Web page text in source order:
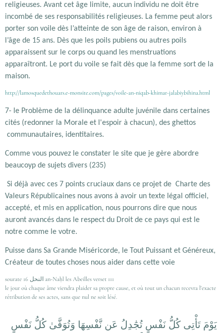
religieuses. Avant cet âge limite, aucun individu ne doit être
incombé de ses responsabilités religieuses. La femme peut alors
porter son voile dès l’atteinte de son âge de raison, environ à
l’âge de 15 ans. Dès que les poils pubiens ou autres poils
apparaissent sur le corps ou quand les menstruations
apparaîtront. Le port du voile se fait dès que la femme sort de la
maison.
http://lamosquedethouars.e-monsite.com/pages/voile-an-niqab-khimar-jalabiybihina.html
7- le Problème de la délinquance adulte juvénile dans certaines
cités (redonner la Morale et l'espoir à chacun), des ghettos
communautaires, identitaires.
Comme vous pouvez le constater le site que je gère abordre
beaucoyp de sujets divers (235)
Si déjà avec ces 7 points cruciaux dans ce projet de Charte des
Valeurs Républicaines nous avons à avoir un texte légal officiel,
accepté, et mis en application, nous pourrons dire que nous
auront avancés dans le respect du Droit de ce pays qui est le
notre comme le votre.
Puisse dans Sa Grande Miséricorde, le Tout Puissant et Généreux,
Créateur de toutes choses nous aider dans cette voie
sourate 16 النحل an-Naḥl les Abeilles verset 111
le jour où chaque âme viendra plaider sa propre cause, et où tout un chacun recevra l'exacte
rétribution de ses actes, sans que nul ne soit lésé.
يَوْمَ تَأْتِى كُلُّ نَفْسٍ تُجَٰدِلُ عَن نَّفْسِهَا وَتُوَفَّىٰ كُلُّ نَفْسٍ